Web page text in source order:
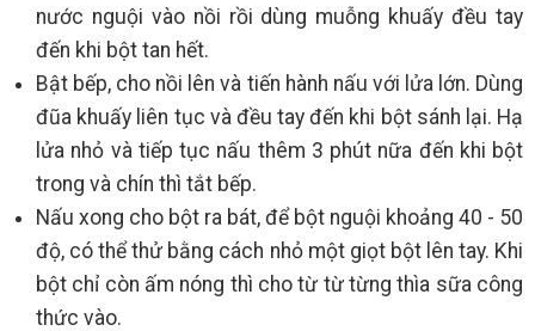
nước nguội vào nồi rồi dùng muỗng khuấy đều tay
đến khi bột tan hết.
Bật bếp, cho nồi lên và tiến hành nấu với lửa lớn. Dùng
đũa khuấy liên tục và đều tay đến khi bột sánh lại. Hạ
lửa nhỏ và tiếp tục nấu thêm 3 phút nữa đến khi bột
trong và chín thì tắt bếp.
Nấu xong cho bột ra bát, để bột nguội khoảng 40 - 50
độ, có thể thử bằng cách nhỏ một giọt bột lên tay. Khi
bột chỉ còn ấm nóng thì cho từ từ từng thìa sữa công
thức vào.